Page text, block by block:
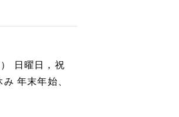
日曜日，祝
年末年始、